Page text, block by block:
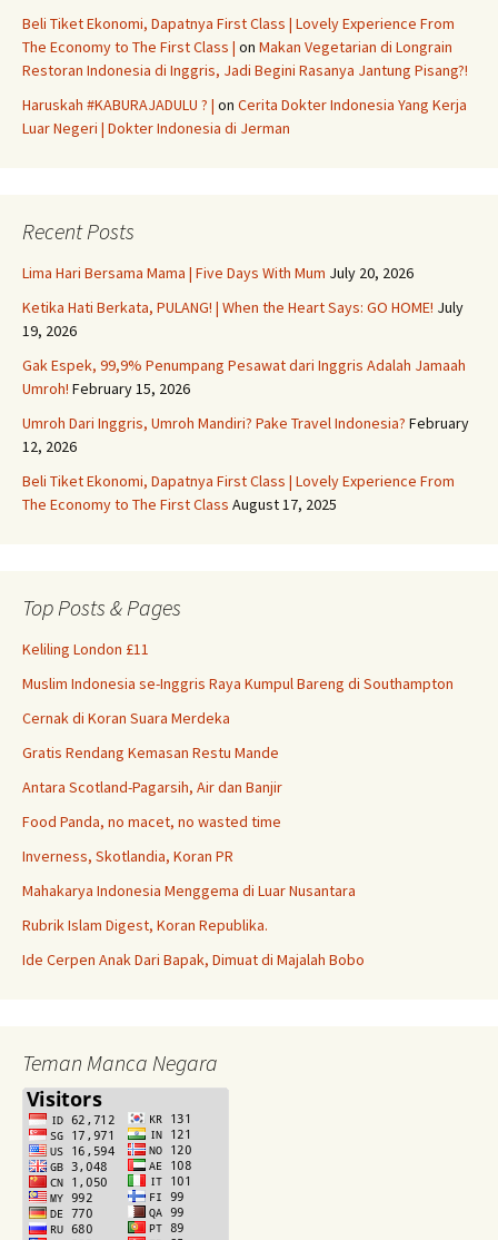
Beli Tiket Ekonomi, Dapatnya First Class | Lovely Experience From
The Economy to The First Class | on Makan Vegetarian di Longrain
Restoran Indonesia di Inggris, Jadi Begini Rasanya Jantung Pisang?!
Haruskah #KABURAJADULU ? | on Cerita Dokter Indonesia Yang Kerja
Luar Negeri | Dokter Indonesia di Jerman
Recent Posts
Lima Hari Bersama Mama | Five Days With Mum July 20, 2026
Ketika Hati Berkata, PULANG! | When the Heart Says: GO HOME! July
19, 2026
Gak Espek, 99,9% Penumpang Pesawat dari Inggris Adalah Jamaah
Umroh! February 15, 2026
Umroh Dari Inggris, Umroh Mandiri? Pake Travel Indonesia? February
12, 2026
Beli Tiket Ekonomi, Dapatnya First Class | Lovely Experience From
The Economy to The First Class August 17, 2025
Top Posts & Pages
Keliling London £11
Muslim Indonesia se-Inggris Raya Kumpul Bareng di Southampton
Cernak di Koran Suara Merdeka
Gratis Rendang Kemasan Restu Mande
Antara Scotland-Pagarsih, Air dan Banjir
Food Panda, no macet, no wasted time
Inverness, Skotlandia, Koran PR
Mahakarya Indonesia Menggema di Luar Nusantara
Rubrik Islam Digest, Koran Republika.
Ide Cerpen Anak Dari Bapak, Dimuat di Majalah Bobo
Teman Manca Negara